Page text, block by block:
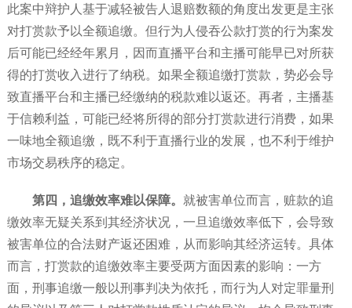
此案中辩护人基于减轻被告人退赔数额的角度出发更是主张
对打赏款予以全额追缴。但行为人侵吞公款打赏的行为案发
后可能已经经年累月，因而直播平台和主播可能早已对所获
得的打赏收入进行了纳税。如果全额追缴打赏款，势必会导
致直播平台和主播已经缴纳的税款难以返还。再者，主播基
于信赖利益，可能已经将所得的部分打赏款进行消费，如果
一味地全额追缴，既不利于直播行业的发展，也不利于维护
市场交易秩序的稳定。
第四，追缴效率难以保障。 就被害单位而言，赃款的追
缴效率无疑关系到其经济状况，一旦追缴效率低下，会导致
被害单位的合法财产返还困难，从而影响其经济运转。具体
而言，打赏款的追缴效率主要受两方面因素的影响：一方
面，刑事追缴一般以刑事判决为依托，而行为人对定罪量刑